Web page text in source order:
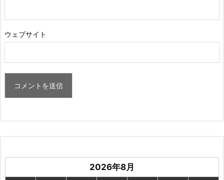
ウェブサイト
2026年8月